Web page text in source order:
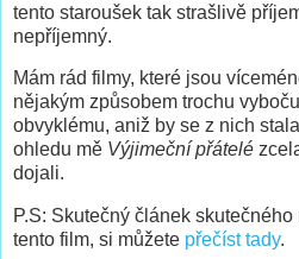
tento staroušek tak strašlivě
nepříjemný.
Mám rád filmy, které jsou
nějakým způsobem trochu
obvyklému, aniž by se z nich
ohledu mě Výjimeční přátelé
dojali.
P.S: Skutečný článek
tento film, si můžete přečíst tady.